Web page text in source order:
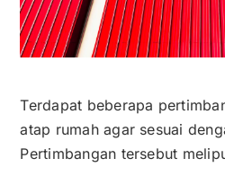
Kontak
Terdapat beberapa
atap rumah agar sesuai
Pertimbangan tersebut